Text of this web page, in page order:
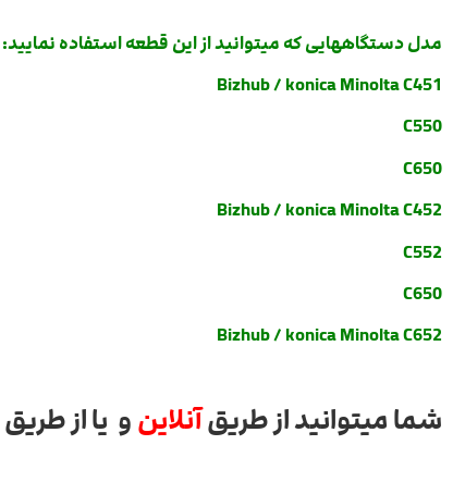
مدل دستگاههایی که میتوانید از این قطعه استفاده نمایید:
Bizhub / konica MinoltaC451
C550
C650
Bizhub / konica Minolta C452
C552
C650
Bizhub / konica Minolta C652
شما میتوانید از طریقآنلاینو یا از طریق